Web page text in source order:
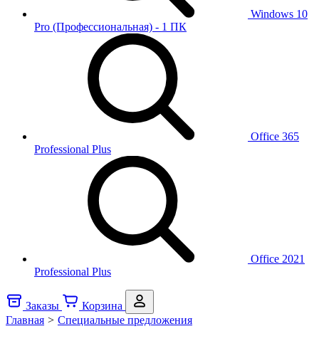
Windows 10
Pro (Профессиональная) - 1 ПК
Office 365
Professional Plus
Office 2021
Professional Plus
Заказы
Корзина
Главная > Специальные предложения